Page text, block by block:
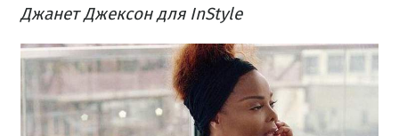
Джанет Джексон для InStyle